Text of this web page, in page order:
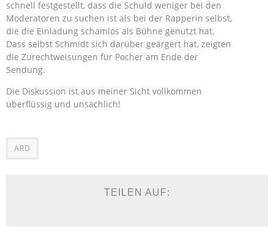
schnell festgestellt, dass die Schuld weniger bei den
Moderatoren zu suchen ist als bei der Rapperin selbst,
die die Einladung schamlos als Bühne genutzt hat.
Dass selbst Schmidt sich darüber geärgert hat, zeigten
die Zurechtweisungen für Pocher am Ende der
Sendung.
Die Diskussion ist aus meiner Sicht vollkommen
überflüssig und unsachlich!
ARD
TEILEN AUF: